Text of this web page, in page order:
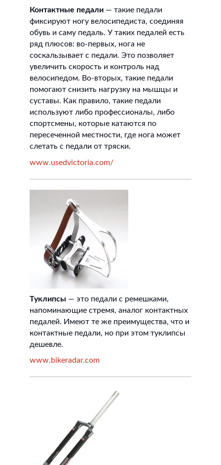
Контактные педали — такие педали
фиксируют ногу велосипедиста, соединяя
обувь и саму педаль. У таких педалей есть
ряд плюсов: во-первых, нога не
соскальзывает с педали. Это позволяет
увеличить скорость и контроль над
велосипедом. Во-вторых, такие педали
помогают снизить нагрузку на мышцы и
суставы. Как правило, такие педали
используют либо профессионалы, либо
спортсмены, которые катаются по
пересеченной местности, где нога может
слетать с педали от тряски.
www.usedvictoria.com/
Туклипсы — это педали с ремешками,
напоминающие стремя, аналог контактных
педалей. Имеют те же преимущества, что и
контактные педали, но при этом туклипсы
дешевле.
www.bikeradar.com